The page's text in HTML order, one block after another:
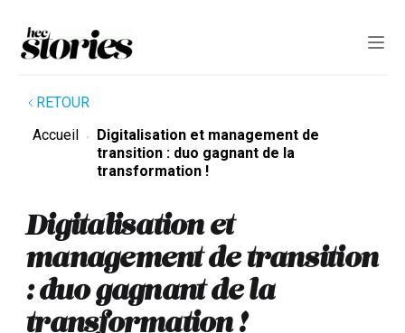
RETOUR
Accueil
Digitalisation et management de
transition : duo gagnant de la
transformation !
Digitalisation et
management de transition
: duo gagnant de la
transformation !